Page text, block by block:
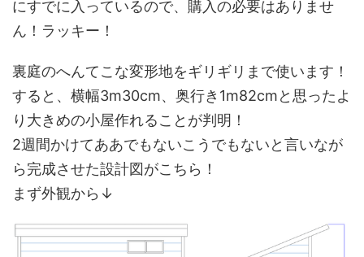
にすでに入っているので、購入の必要はありませ
ん！ラッキー！
裏庭のへんてこな変形地をギリギリまで使います！
すると、横幅3m30cm、奥行き1m82cmと思ったよ
り大きめの小屋作れることが判明！
2週間かけてああでもないこうでもないと言いなが
ら完成させた設計図がこちら！
まず外観から↓